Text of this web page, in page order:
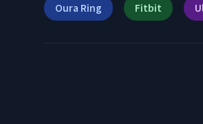
Oura Ring Fitbit